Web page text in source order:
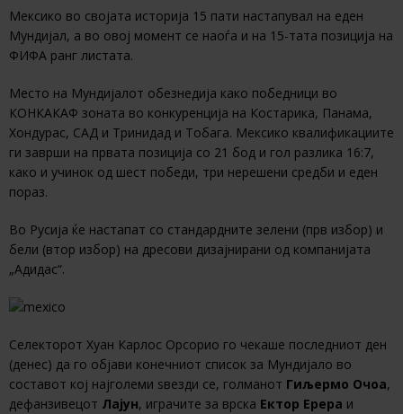
Мексико во својата историја 15 пати настапувал на еден
Мундијал, а во овој момент се наоѓа и на 15-тата позиција на
ФИФА ранг листата.
Meсто на Мундијалот обезнедија како победници во
КОНКАКАФ зоната во конкуренција на Костарика, Панама,
Хондурас, САД и Тринидад и Тобага. Мексико квалификациите
ги заврши на првата позиција со 21 бод и гол разлика 16:7,
како и учинок од шест победи, три нерешени средби и еден
пораз.
Во Русија ќе настапат со стандардните зелени (прв избор) и
бели (втор избор) на дресови дизајнирани од компанијата
„Адидас“.
Селекторот Хуан Карлос Орсорио го чекаше последниот ден
(денес) да го објави конечниот список за Мундијало во
составот кој најголеми ѕвезди се, голманот Гиљермо Очоа,
дефанзивецот Лајун, играчите за врска Ектор Ерера и